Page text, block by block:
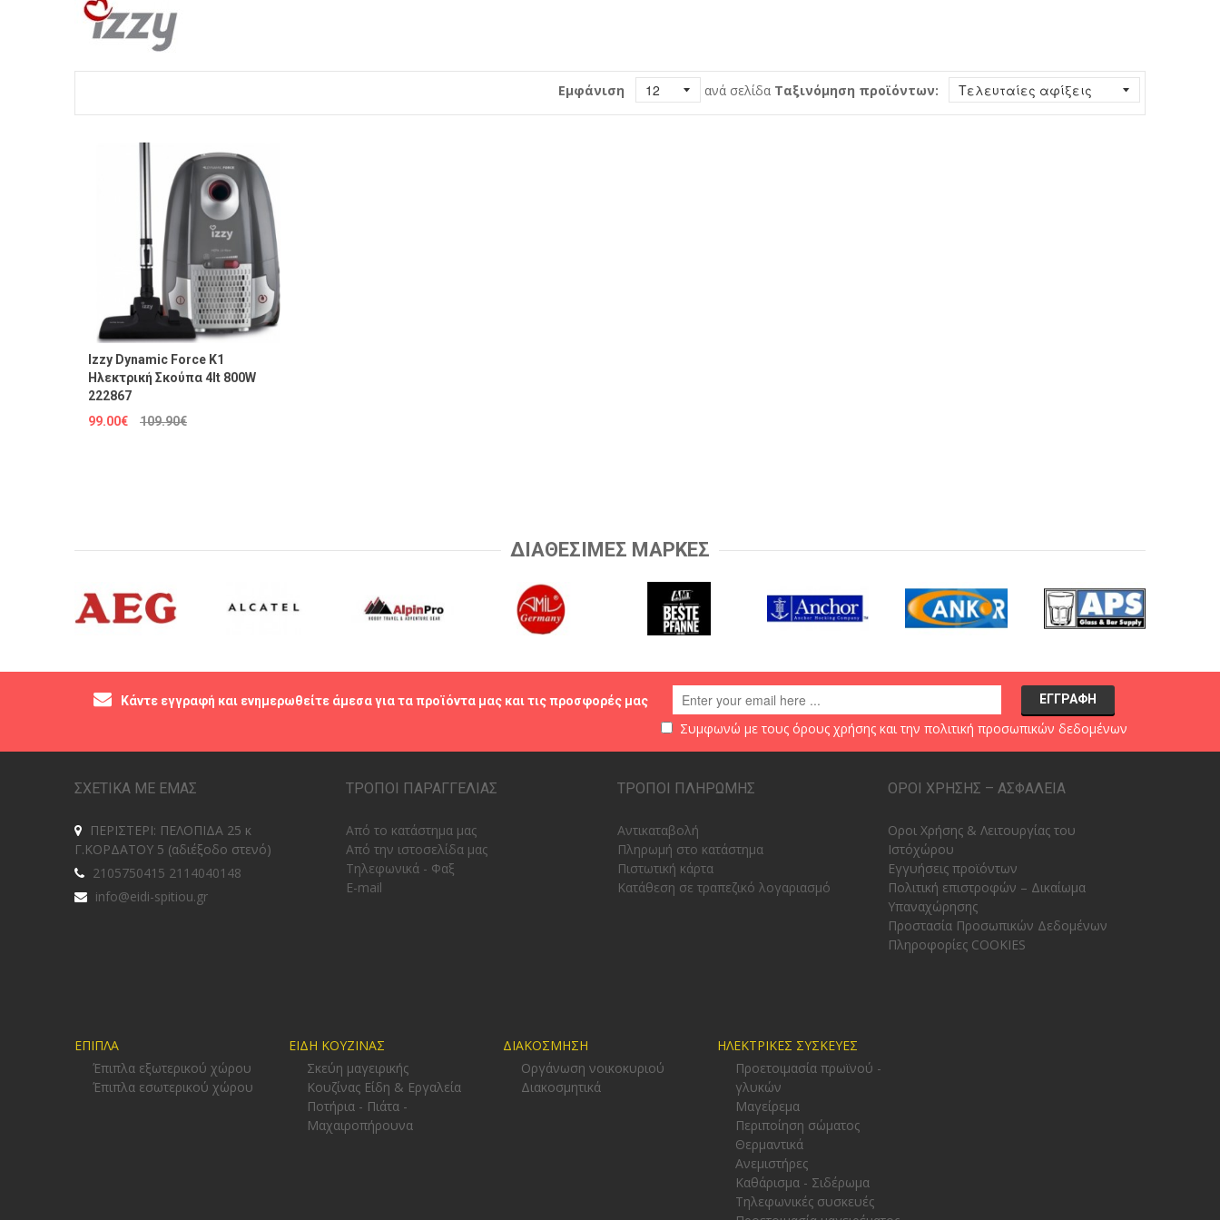
Εμφάνιση ανά σελίδα Ταξινόμηση προϊόντων:
Izzy Dynamic Force K1
Ηλεκτρική Σκούπα 4lt 800W
222867
99.00€
109.90€
ΔΙΑΘΕΣΙΜΕΣ ΜΑΡΚΕΣ
Κάντε εγγραφή και ενημερωθείτε άμεσα για τα προϊόντα μας και τις προσφορές μας
Συμφωνώ με τους όρους χρήσηςκαι την πολιτική προσωπικών δεδομένων
ΣΧΕΤΙΚΑ ΜΕ ΕΜΑΣ
ΠΕΡΙΣΤΕΡΙ: ΠΕΛΟΠΙΔΑ 25 κ
Γ.ΚΟΡΔΑΤΟΥ 5 (αδιέξοδο στενό)
2105750415 2114040148
info@eidi-spitiou.gr
ΤΡΟΠΟΙ ΠΑΡΑΓΓΕΛΙΑΣ
Από το κατάστημα μας
Από την ιστοσελίδα μας
Tηλεφωνικά - Φαξ
E-mail
ΤΡΟΠΟΙ ΠΛΗΡΩΜΗΣ
Αντικαταβολή
Πληρωμή στο κατάστημα
Πιστωτική κάρτα
Κατάθεση σε τραπεζικό λογαριασμό
ΟΡΟΙ ΧΡΗΣΗΣ – ΑΣΦΑΛΕΙΑ
Οροι Χρήσης & Λειτουργίας του
Ιστόχώρου
Εγγυήσεις προϊόντων
Πολιτική επιστροφών – Δικαίωμα
Υπαναχώρησης
Προστασία Προσωπικών Δεδομένων
Πληροφορίες COOKIES
ΕΠΙΠΛΑ
Έπιπλα εξωτερικού χώρου
Έπιπλα εσωτερικού χώρου
ΕΙΔΗ ΚΟΥΖΙΝΑΣ
Σκεύη μαγειρικής
Κουζίνας Είδη & Εργαλεία
Ποτήρια - Πιάτα -
Μαχαιροπήρουνα
ΔΙΑΚΟΣΜΗΣΗ
Οργάνωση νοικοκυριού
Διακοσμητικά
ΗΛΕΚΤΡΙΚΕΣ ΣΥΣΚΕΥΕΣ
Προετοιμασία πρωϊνού -
γλυκών
Μαγείρεμα
Περιποίηση σώματος
Θερμαντικά
Ανεμιστήρες
Καθάρισμα - Σιδέρωμα
Τηλεφωνικές συσκευές